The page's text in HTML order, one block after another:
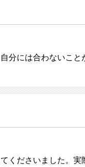
分には合わないこ
くださいました。